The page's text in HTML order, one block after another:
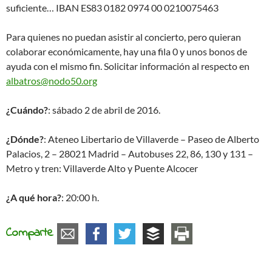
suficiente… IBAN ES83 0182 0974 00 0210075463
Para quienes no puedan asistir al concierto, pero quieran
colaborar económicamente, hay una fila 0 y unos bonos de
ayuda con el mismo fin. Solicitar información al respecto en
albatros@nodo50.org
¿Cuándo?: sábado 2 de abril de 2016.
¿Dónde?: Ateneo Libertario de Villaverde – Paseo de Alberto
Palacios, 2 – 28021 Madrid – Autobuses 22, 86, 130 y 131 –
Metro y tren: Villaverde Alto y Puente Alcocer
¿A qué hora?: 20:00 h.
Comparte